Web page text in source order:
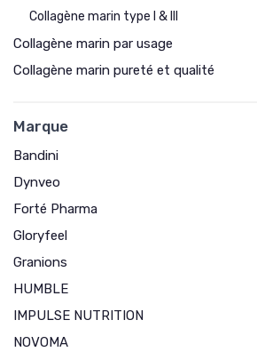
Collagène marin type I & III
Collagène marin par usage
Collagène marin pureté et qualité
Marque
Bandini
Dynveo
Forté Pharma
Gloryfeel
Granions
HUMBLE
IMPULSE NUTRITION
NOVOMA